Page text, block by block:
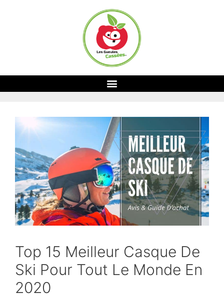
Top 15 Meilleur Casque De
Ski Pour Tout Le Monde En
2020